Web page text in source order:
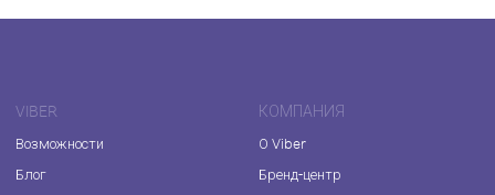
VIBER
Возможности
Блог
КОМПАНИЯ
О Viber
Бренд-центр